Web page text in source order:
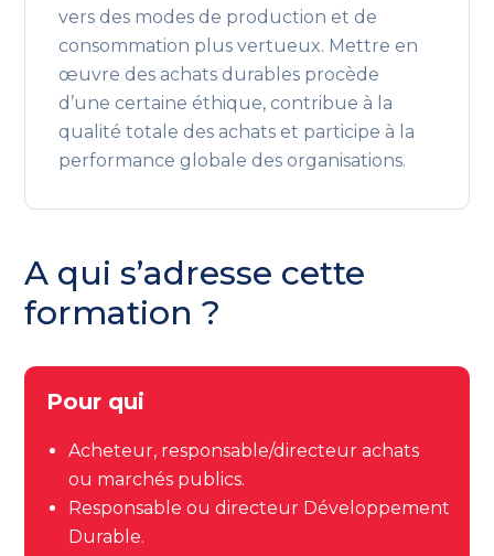
vers des modes de production et de
consommation plus vertueux. Mettre en
œuvre des achats durables procède
d’une certaine éthique, contribue à la
qualité totale des achats et participe à la
performance globale des organisations.
A qui s’adresse cette
formation ?
Pour qui
Acheteur, responsable/directeur achats
ou marchés publics.
Responsable ou directeur Développement
Durable.